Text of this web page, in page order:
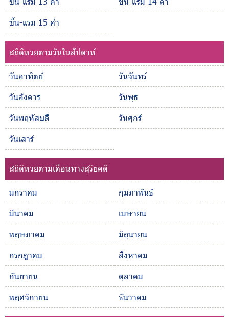
ขึ้น-แรม 15 ค่ำ
สถิติหวยตามวันในสัปดาห์
วันอาทิตย์
วันจันทร์
วันอังคาร
วันพุธ
วันพฤหัสบดี
วันศุกร์
วันเสาร์
สถิติหวยตามเดือนทางสุริยคติ
มกราคม
กุมภาพันธ์
มีนาคม
เมษายน
พฤษภาคม
มิถุนายน
กรกฎาคม
สิงหาคม
กันยายน
ตุลาคม
พฤศจิกายน
ธันวาคม